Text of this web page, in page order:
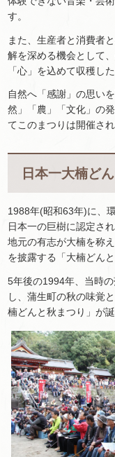
す。
また、生産者と消費者
解を深める機会として
「心」を込めて収穫し
自然へ「感謝」の思い
然」「農」「文化」の
てこのまつりは開催され
日本一大楠ど
1988年(昭和63年)に、
日本一の巨樹に認定さ
地元の有志が大楠を称
を披露する「大楠どん
5年後の1994年、当時
し、蒲生町の秋の味覚
楠どんと秋まつり」が誕